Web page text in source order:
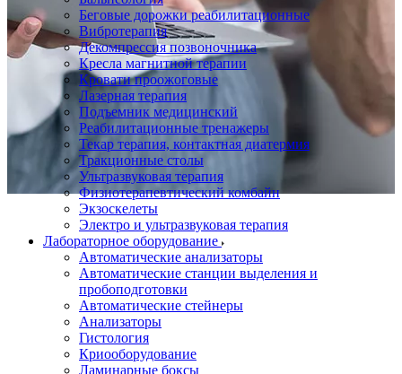
Беговые дорожки реабилитационные
Вибротерапия
Декомпрессия позвоночника
Кресла магнитной терапии
Кровати проожоговые
Лазерная терапия
Подъемник медицинский
Реабилитационные тренажеры
Текар терапия, контактная диатермия
Тракционные столы
Ультразвуковая терапия
Физиотерапевтический комбайн
Экзоскелеты
Электро и ультразвуковая терапия
Лабораторное оборудование
Автоматические анализаторы
Автоматические станции выделения и
пробоподготовки
Автоматические стейнеры
Анализаторы
Гистология
Криооборудование
Ламинарные боксы